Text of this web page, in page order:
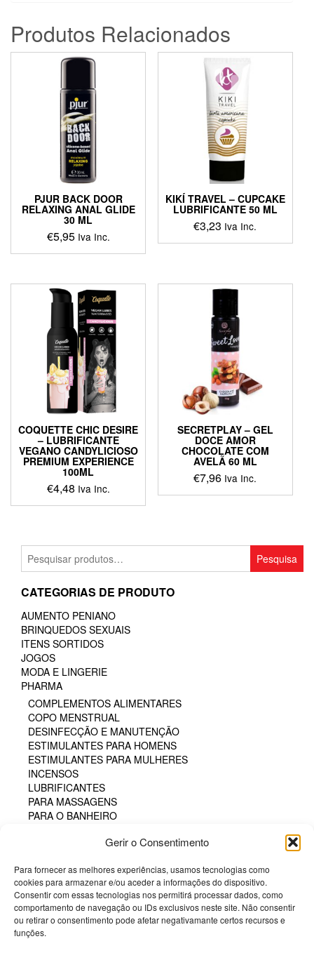
Gerir o Consentimento
Para fornecer as melhores experiências, usamos tecnologias como
cookies para armazenar e/ou aceder a informações do dispositivo.
Consentir com essas tecnologias nos permitirá processar dados, como
comportamento de navegação ou IDs exclusivos neste site. Não consentir
ou retirar o consentimento pode afetar negativamante certos recursos e
funções.
Produtos Relacionados
PJUR BACK DOOR
RELAXING ANAL GLIDE
30 ML
€5,95 Iva Inc.
KIKÍ TRAVEL – CUPCAKE
LUBRIFICANTE 50 ML
€3,23 Iva Inc.
COQUETTE CHIC DESIRE
– LUBRIFICANTE
VEGANO CANDYLICIOSO
PREMIUM EXPERIENCE
100ML
€4,48 Iva Inc.
SECRETPLAY – GEL
DOCE AMOR
CHOCOLATE COM
AVELÃ 60 ML
€7,96 Iva Inc.
Pesquisar
por:
Pesquisa
CATEGORIAS DE PRODUTO
AUMENTO PENIANO
BRINQUEDOS SEXUAIS
ITENS SORTIDOS
JOGOS
MODA E LINGERIE
PHARMA
COMPLEMENTOS ALIMENTARES
COPO MENSTRUAL
DESINFECÇÃO E MANUTENÇÃO
ESTIMULANTES PARA HOMENS
ESTIMULANTES PARA MULHERES
INCENSOS
LUBRIFICANTES
PARA MASSAGENS
PARA O BANHEIRO
TAMPÃO HIGIÊNICO
TINTA CORPORAL COMESTÍVEL
POTENCIADORES
PRESERVATIVOS
SM & BONDAGE